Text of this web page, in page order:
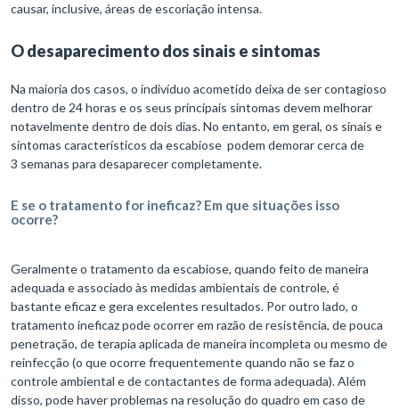
causar, inclusive, áreas de escoriação intensa.
O desaparecimento dos sinais e sintomas
Na maioria dos casos, o indivíduo acometido deixa de ser contagioso
dentro de 24 horas e os seus principais sintomas devem melhorar
notavelmente dentro de dois dias. No entanto, em geral, os sinais e
sintomas característicos da escabiose podem demorar cerca de
3 semanas para desaparecer completamente.
E se o tratamento for ineficaz? Em que situações isso
ocorre?
Geralmente o tratamento da escabiose, quando feito de maneira
adequada e associado às medidas ambientais de controle, é
bastante eficaz e gera excelentes resultados. Por outro lado, o
tratamento ineficaz pode ocorrer em razão de resistência, de pouca
penetração, de terapia aplicada de maneira incompleta ou mesmo de
reinfecção (o que ocorre frequentemente quando não se faz o
controle ambiental e de contactantes de forma adequada). Além
disso, pode haver problemas na resolução do quadro em caso de